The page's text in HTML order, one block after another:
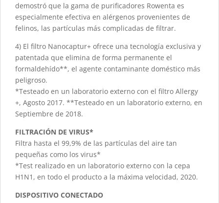
demostró que la gama de purificadores Rowenta es
especialmente efectiva en alérgenos provenientes de
felinos, las partículas más complicadas de filtrar.
4) El filtro Nanocaptur+ ofrece una tecnología exclusiva y
patentada que elimina de forma permanente el
formaldehído**, el agente contaminante doméstico más
peligroso.
*Testeado en un laboratorio externo con el filtro Allergy
+, Agosto 2017. **Testeado en un laboratorio externo, en
Septiembre de 2018.
FILTRACIÓN DE VIRUS*
Filtra hasta el 99,9% de las partículas del aire tan
pequeñas como los virus*
*Test realizado en un laboratorio externo con la cepa
H1N1, en todo el producto a la máxima velocidad, 2020.
DISPOSITIVO CONECTADO